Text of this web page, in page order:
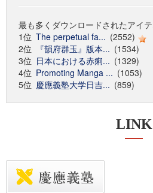
最も多くダウンロードされたアイ
1位 The perpetual fa... (2552)
2位
『韻府群玉』版本... (1534)
3位 日本における赤痢... (1329)
4位 Promoting Manga ... (1053)
5位 慶應義塾大学日吉... (859)
LINK